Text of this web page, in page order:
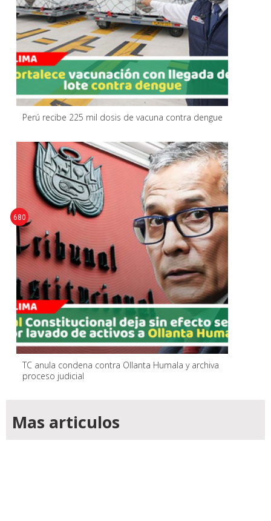
Perú recibe 225 mil dosis de vacuna contra dengue
TC anula condena contra Ollanta Humala y archiva
proceso judicial
680
Mas articulos